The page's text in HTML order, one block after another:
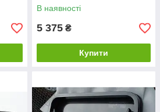
В наявності
5 375 ₴
Купити